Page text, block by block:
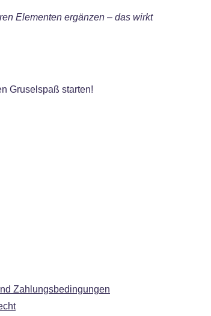
Elementen ergänzen – das wirkt
Gruselspaß starten!
Zahlungsbedingungen